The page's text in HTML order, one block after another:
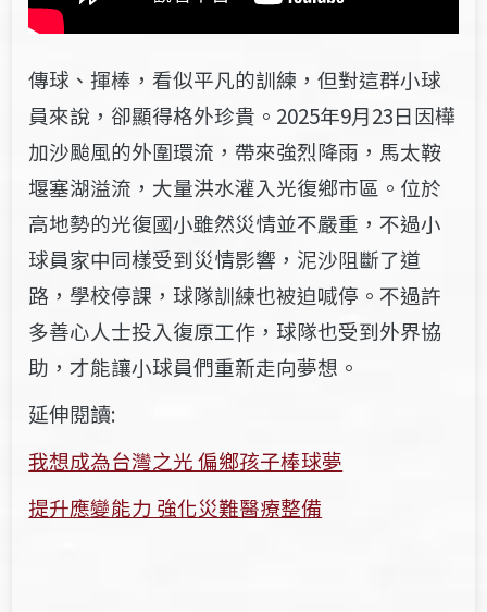
傳球、揮棒，看似平凡的訓練，但對這群小球
員來說，卻顯得格外珍貴。2025年9月23日因樺
加沙颱風的外圍環流，帶來強烈降雨，馬太鞍
堰塞湖溢流，大量洪水灌入光復鄉市區。位於
高地勢的光復國小雖然災情並不嚴重，不過小
球員家中同樣受到災情影響，泥沙阻斷了道
路，學校停課，球隊訓練也被迫喊停 。不過許
多善心人士投入復原工作，球隊也受到外界協
助，才能讓小球員們重新走向夢想。
延伸閱讀:
我想成為台灣之光 偏鄉孩子棒球夢
提升應變能力 強化災難醫療整備